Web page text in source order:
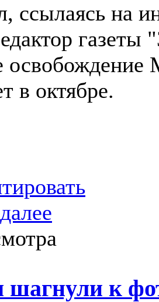
ссылаясь на
газеты
освобождение
в октябре.
к